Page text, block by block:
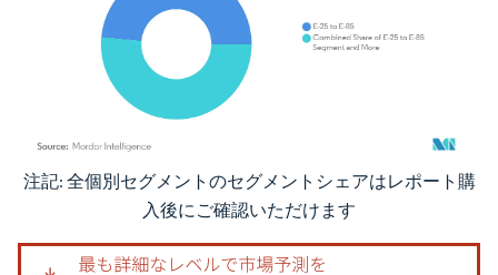
画像 © Mordor Intelligence。再利用にはCC BY 4.0の表示が必要です。
注記: 全個別セグメントのセグメントシェアはレポート購
入後にご確認いただけます